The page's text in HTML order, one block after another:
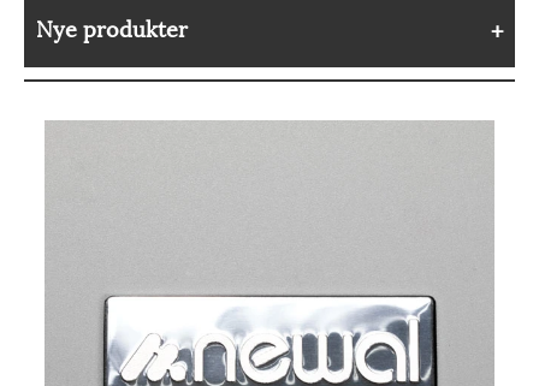
Nye produkter